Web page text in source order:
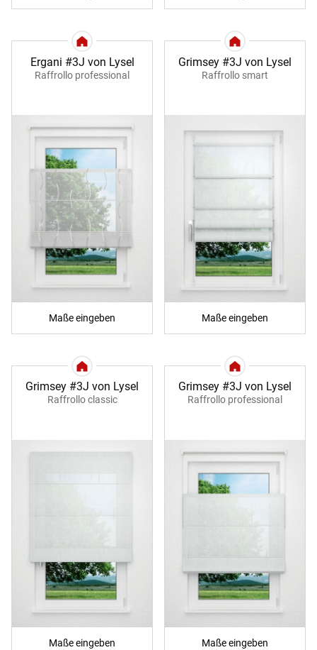
Ergani #3J von Lysel
Raffrollo professional
Maße eingeben
Grimsey #3J von Lysel
Raffrollo smart
Maße eingeben
Grimsey #3J von Lysel
Raffrollo classic
Maße eingeben
Grimsey #3J von Lysel
Raffrollo professional
Maße eingeben